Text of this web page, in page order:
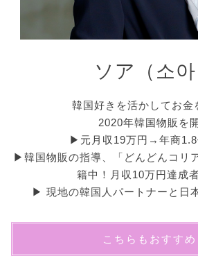
ソア（소아
韓国好きを活かしてお金
2020年韓国物販を
▶︎元月収19万円→年商1.8
▶︎韓国物販の指導、「どんどんコリ
籍中！月収10万円達成
▶︎ 現地の韓国人パートナーと日
こちらもおすすめ